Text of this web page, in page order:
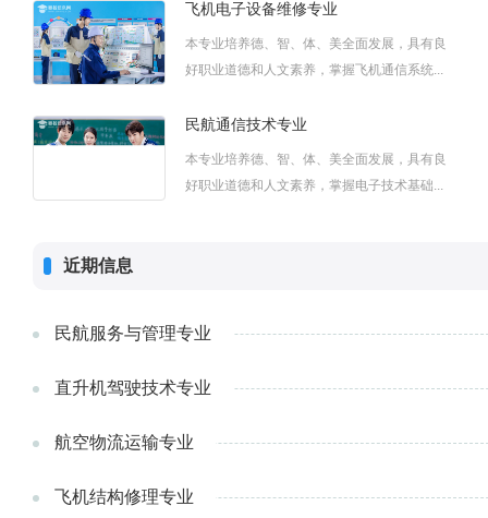
飞机电子设备维修专业
本专业培养德、智、体、美全面发展，具有良
好职业道德和人文素养，掌握飞机通信系统...
民航通信技术专业
本专业培养德、智、体、美全面发展，具有良
好职业道德和人文素养，掌握电子技术基础...
近期信息
民航服务与管理专业
直升机驾驶技术专业
航空物流运输专业
飞机结构修理专业